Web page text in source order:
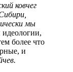
ковчег
мы
идеологии,
более что
и